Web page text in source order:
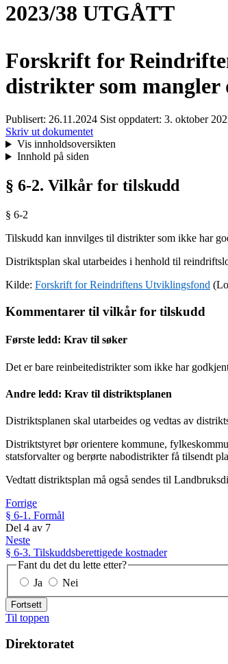
2023/38 UTGÅTT
Forskrift for
distrikter som
Publisert: 26.11.2024 Sist oppdatert: 3. oktober
Skriv ut dokumentet
Vis innholdsoversikten
Innhold på siden
§ 6-2. Vilkår for tilskudd
§ 6-2
Tilskudd kan innvilges til distrikter som ikke har
Distriktsplan skal utarbeides i henhold til
Kilde: Forskrift for Reindriftens Utviklingsfond
Kommentarer til vilkår for tilskudd
Første ledd: Krav til søker
Det er bare reinbeitedistrikter som ikke har
Andre ledd: Krav til distriktsplanen
Distriktsplanen skal utarbeides og vedtas av
Distriktstyret bør orientere kommune,
statsforvalter og berørte nabodistrikter få tilsendt
Vedtatt distriktsplan må også sendes til
Forrige
§ 6-1. Formål
Del 4 av 7
Neste
§ 6-3. Tilskuddsberettigede kostnader
Fant du det du lette etter?
Ja
Nei
Fortsett
Til toppen
Direktoratet